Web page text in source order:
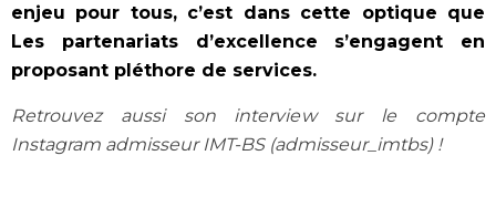
enjeu pour tous, c’est dans cette optique que
Les partenariats d’excellence s’engagent en
proposant pléthore de services.
Retrouvez aussi son interview sur le compte
Instagram admisseur IMT-BS (admisseur_imtbs) !